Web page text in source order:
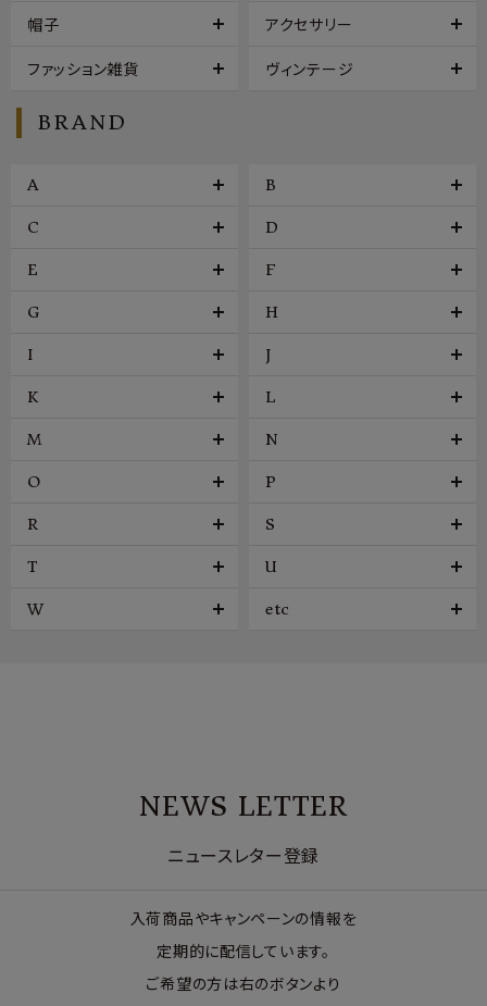
帽子 アクセサリー
ファッション雑貨 ヴィンテージ
BRAND
A B
C D
E F
G H
I J
K L
M N
O P
R S
T U
W etc
NEWS LETTER
ニュースレター登録
入荷商品やキャンペーンの情報を
定期的に配信しています。
ご希望の方は右のボタンより